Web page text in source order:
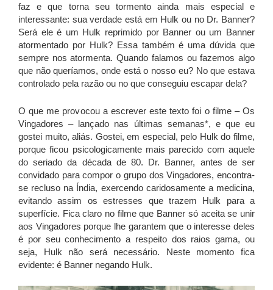
faz e que torna seu tormento ainda mais especial e
interessante: sua verdade está em Hulk ou no Dr. Banner?
Será ele é um Hulk reprimido por Banner ou um Banner
atormentado por Hulk? Essa também é uma dúvida que
sempre nos atormenta. Quando falamos ou fazemos algo
que não queríamos, onde está o nosso eu? No que estava
controlado pela razão ou no que conseguiu escapar dela?
O que me provocou a escrever este texto foi o filme – Os
Vingadores – lançado nas últimas semanas*, e que eu
gostei muito, aliás. Gostei, em especial, pelo Hulk do filme,
porque ficou psicologicamente mais parecido com aquele
do seriado da década de 80. Dr. Banner, antes de ser
convidado para compor o grupo dos Vingadores, encontra-
se recluso na Índia, exercendo caridosamente a medicina,
evitando assim os estresses que trazem Hulk para a
superfície. Fica claro no filme que Banner só aceita se unir
aos Vingadores porque lhe garantem que o interesse deles
é por seu conhecimento a respeito dos raios gama, ou
seja, Hulk não será necessário. Neste momento fica
evidente: é Banner negando Hulk.